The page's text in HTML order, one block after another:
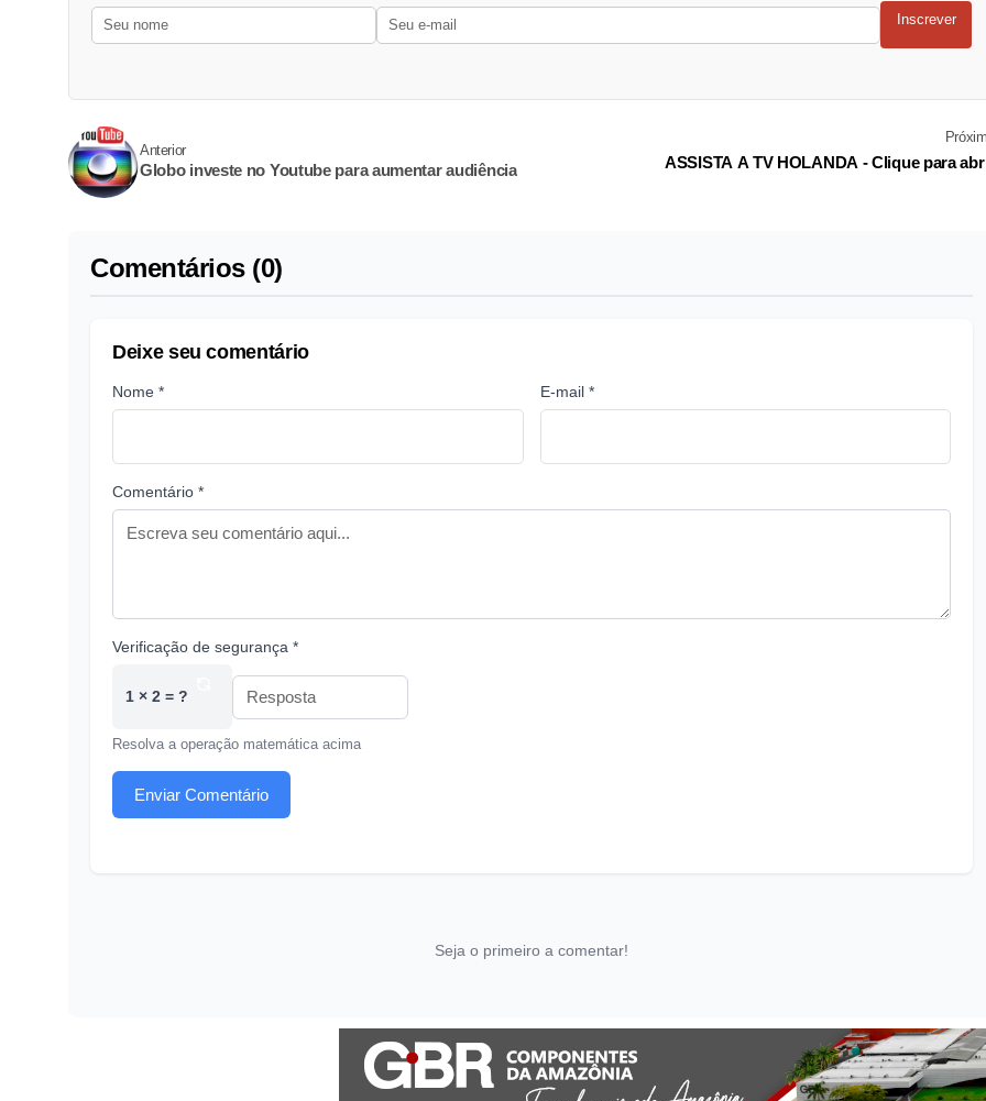
Inscrever
Anterior
Globo investe no Youtube para aumentar audiência ASSISTA A TV HOLANDA - Clique para
Comentários (0)
Deixe seu comentário
Nome * E-mail *
Comentário *
Verificação de segurança *
1 × 2 = ?
Resolva a operação matemática acima
Enviar Comentário
Seja o primeiro a comentar!